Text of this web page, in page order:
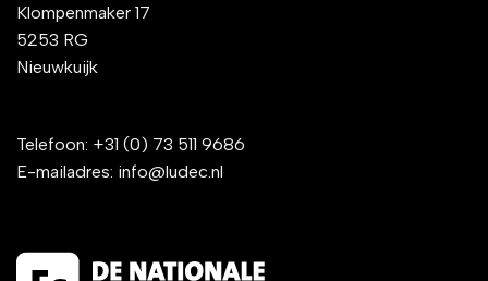
Klompenmaker 17
5253 RG
Nieuwkuijk
Telefoon: +31 (0) 73 511 9686
E-mailadres: info@ludec.nl